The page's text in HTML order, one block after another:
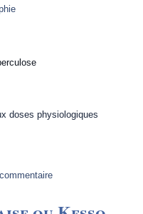
doses physiologiques